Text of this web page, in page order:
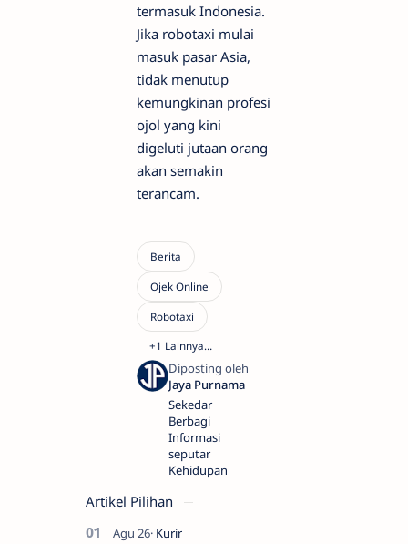
termasuk Indonesia.
Jika robotaxi mulai
masuk pasar Asia,
tidak menutup
kemungkinan profesi
ojol yang kini
digeluti jutaan orang
akan semakin
terancam.
Sekedar
Berbagi
Informasi
seputar
Kehidupan
Artikel Pilihan